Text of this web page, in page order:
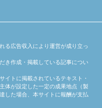
る広告収入により運営が成り立っ
き作成・掲載している記事につい
イトに掲載されているテキスト・
体が設定した一定の成果地点（製
した場合、本サイトに報酬が支払